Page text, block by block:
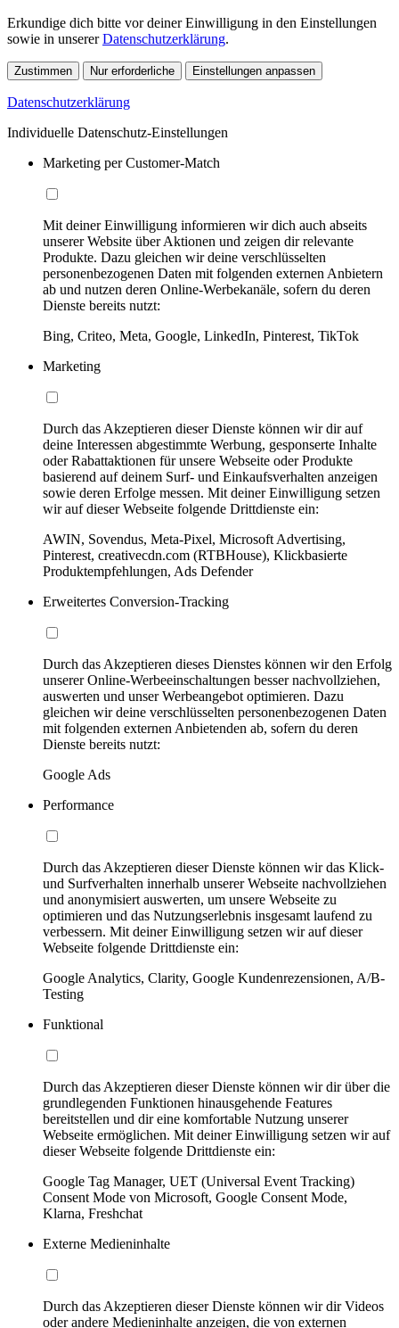
Erkundige dich bitte vor deiner Einwilligung in den Einstellungen
sowie in unsererDatenschutzerklärung.
Zustimmen Nur erforderliche Einstellungen anpassen
Datenschutzerklärung
Individuelle Datenschutz-Einstellungen
Marketing per Customer-Match
Mit deiner Einwilligung informieren wir dich auch abseits
unserer Website über Aktionen und zeigen dir relevante
Produkte. Dazu gleichen wir deine verschlüsselten
personenbezogenen Daten mit folgenden externen Anbietern
ab und nutzen deren Online-Werbekanäle, sofern du deren
Dienste bereits nutzt:
Bing, Criteo, Meta, Google, LinkedIn, Pinterest, TikTok
Marketing
Durch das Akzeptieren dieser Dienste können wir dir auf
deine Interessen abgestimmte Werbung, gesponserte Inhalte
oder Rabattaktionen für unsere Webseite oder Produkte
basierend auf deinem Surf- und Einkaufsverhalten anzeigen
sowie deren Erfolge messen. Mit deiner Einwilligung setzen
wir auf dieser Webseite folgende Drittdienste ein:
AWIN, Sovendus, Meta-Pixel, Microsoft Advertising,
Pinterest, creativecdn.com (RTBHouse), Klickbasierte
Produktempfehlungen, Ads Defender
Erweitertes Conversion-Tracking
Durch das Akzeptieren dieses Dienstes können wir den Erfolg
unserer Online-Werbeeinschaltungen besser nachvollziehen,
auswerten und unser Werbeangebot optimieren. Dazu
gleichen wir deine verschlüsselten personenbezogenen Daten
mit folgenden externen Anbietenden ab, sofern du deren
Dienste bereits nutzt:
Google Ads
Performance
Durch das Akzeptieren dieser Dienste können wir das Klick-
und Surfverhalten innerhalb unserer Webseite nachvollziehen
und anonymisiert auswerten, um unsere Webseite zu
optimieren und das Nutzungserlebnis insgesamt laufend zu
verbessern. Mit deiner Einwilligung setzen wir auf dieser
Webseite folgende Drittdienste ein:
Google Analytics, Clarity, Google Kundenrezensionen, A/B-
Testing
Funktional
Durch das Akzeptieren dieser Dienste können wir dir über die
grundlegenden Funktionen hinausgehende Features
bereitstellen und dir eine komfortable Nutzung unserer
Webseite ermöglichen. Mit deiner Einwilligung setzen wir auf
dieser Webseite folgende Drittdienste ein:
Google Tag Manager, UET (Universal Event Tracking)
Consent Mode von Microsoft, Google Consent Mode,
Klarna, Freshchat
Externe Medieninhalte
Durch das Akzeptieren dieser Dienste können wir dir Videos
oder andere Medieninhalte anzeigen, die von externen